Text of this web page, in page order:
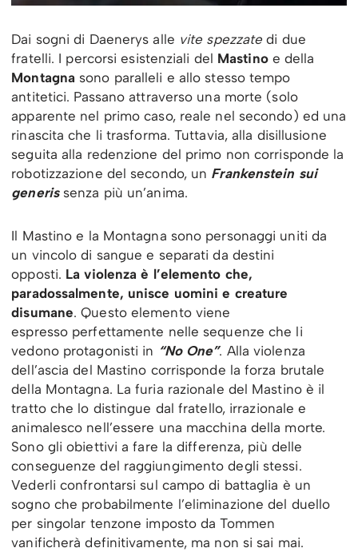
Dai sogni di Daenerys alle vite spezzate di due
fratelli. I percorsi esistenziali del Mastinoe della
Montagna sono paralleli e allo stesso tempo
antitetici. Passano attraverso una morte (solo
apparente nel primo caso, reale nel secondo) ed una
rinascita che li trasforma. Tuttavia, alla disillusione
seguita alla redenzione del primo non corrisponde la
robotizzazione del secondo, un Frankenstein sui
generis senza più un’anima.
Il Mastino e la Montagna sono personaggi uniti da
un vincolo di sangue e separati da destini
opposti. La violenza è l’elemento che,
paradossalmente, unisce uomini e creature
disumane. Questo elemento viene
espresso perfettamente nelle sequenze che li
vedono protagonisti in “No One”. Alla violenza
dell’ascia del Mastino corrisponde la forza brutale
della Montagna. La furia razionale del Mastino è il
tratto che lo distingue dal fratello, irrazionale e
animalesco nell’essere una macchina della morte.
Sono gli obiettivi a fare la differenza, più delle
conseguenze del raggiungimento degli stessi.
Vederli confrontarsi sul campo di battaglia è un
sogno che probabilmente l’eliminazione del duello
per singolar tenzone imposto da Tommen
vanificherà definitivamente, ma non si sai mai.